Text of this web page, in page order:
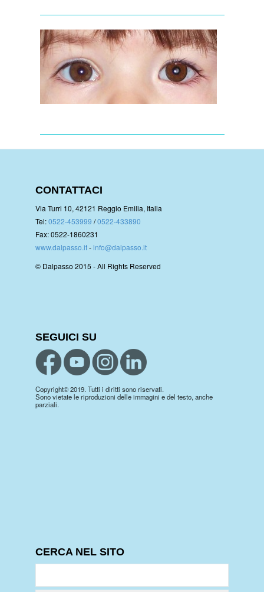
CONTATTACI
Via Turri 10, 42121 Reggio Emilia, Italia
Tel:0522-453999 /0522-433890
Fax: 0522-1860231
www.dalpasso.it-info@dalpasso.it
© Dalpasso 2015 - All Rights Reserved
SEGUICI SU
Copyright© 2019. Tutti i diritti sono riservati.
Sono vietate le riproduzioni delle immagini e del testo, anche
parziali.
CERCA NEL SITO